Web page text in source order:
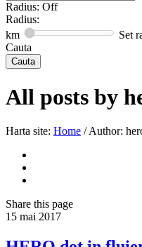
Radius: Off
Radius:
km
Set
Cauta
All posts by
Harta site: Home / Author:
Share this page
15 mai 2017